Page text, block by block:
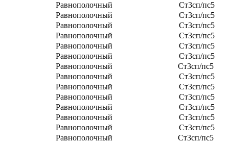
Равнополочный
Ст3сп/пс5
Равнополочный
Ст3сп/пс5
Равнополочный
Ст3сп/пс5
Равнополочный
Ст3сп/пс5
Равнополочный
Ст3сп/пс5
Равнополочный
Ст3сп/пс5
Равнополочный
Ст3сп/пс5
Равнополочный
Ст3сп/пс5
Равнополочный
Ст3сп/пс5
Равнополочный
Ст3сп/пс5
Равнополочный
Ст3сп/пс5
Равнополочный
Ст3сп/пс5
Равнополочный
Ст3сп/пс5
Равнополочный
Ст3сп/пс5